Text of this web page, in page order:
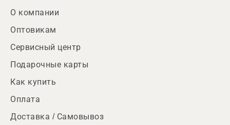
О компании
Оптовикам
Сервисный центр
Подарочные карты
Как купить
Оплата
Доставка / Самовывоз